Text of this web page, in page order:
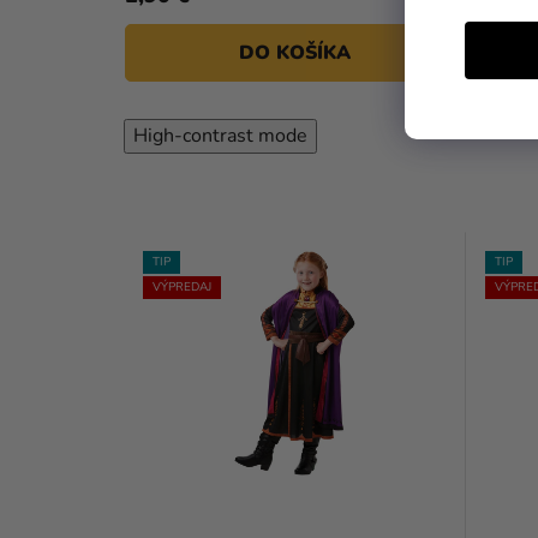
DO KOŠÍKA
High-contrast mode
TIP
VÝPREDAJ
TIP